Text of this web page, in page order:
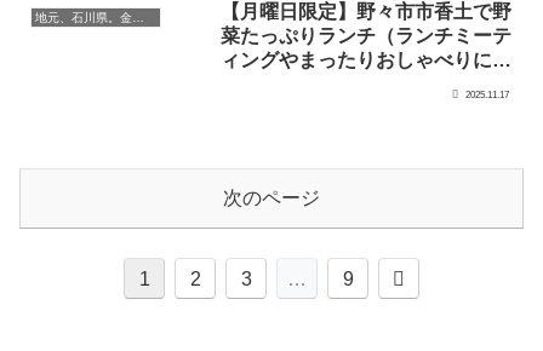
地元、石川県。金沢・加賀・能登のこと
【月曜日限定】野々市市香土で野
菜たっぷりランチ（ランチミーテ
ィングやまったりおしゃべりには
2025.11.17
次のページ
1 2 3 … 9
次